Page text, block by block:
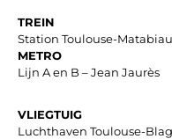
TREIN
Station Toulouse-
METRO
Lijn A en B – Jean Jaurès
VLIEGTUIG
Luchthaven Toulouse-